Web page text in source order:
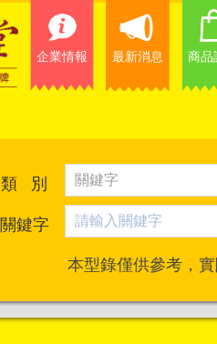
企業情報 最新消息 商品
類 別
關鍵字
本型錄僅供參考，